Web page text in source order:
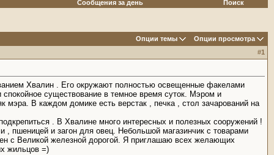
Сообщения за день
Поиск
Опции темы
Опции просмотра
#1
Хвалин . Его окружают полностью освещенные факелами
существование в темное время суток. Мэром и
мэра. В каждом домике есть верстак , печка , стол зачарований на
. В Хвалине много интересных и полезных сооружений !
пшеницей и загон для овец. Небольшой магазинчик с товарами
с Великой железной дорогой. Я приглашаю всех желающих
жильцов =)